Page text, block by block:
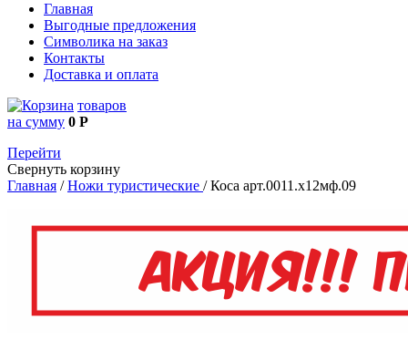
Главная
Выгодные предложения
Символика на заказ
Контакты
Доставка и оплата
товаров
на сумму 0 Р
Перейти
Свернуть корзину
Главная /Ножи туристические /Коса арт.0011.х12мф.09